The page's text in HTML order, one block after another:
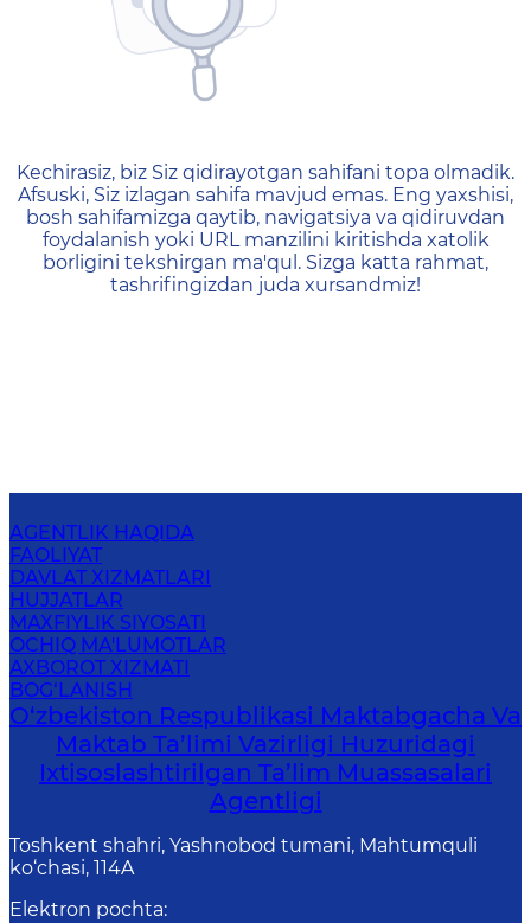
404 — Страница не
Kechirasiz, biz Siz qidirayotgan sahifani topa olmadik.
Afsuski, Siz izlagan sahifa mavjud emas. Eng yaxshisi,
bosh sahifamizga qaytib, navigatsiya va qidiruvdan
foydalanish yoki URL manzilini kiritishda xatolik
borligini tekshirgan ma'qul. Sizga katta rahmat,
tashrifingizdan juda xursandmiz!
AGENTLIK HAQIDA
FAOLIYAT
DAVLAT XIZMATLARI
HUJJATLAR
MAXFIYLIK SIYOSATI
OCHIQ MA'LUMOTLAR
AXBOROT XIZMATI
BOG‘LANISH
O‘zbekiston Respublikasi Maktabgacha Va
Maktab Ta’limi Vazirligi Huzuridagi
Ixtisoslashtirilgan Ta’lim Muassasalari
Agentligi
Toshkent shahri, Yashnobod tumani, Mahtumquli
ko‘chasi, 114A
Elektron pochta: